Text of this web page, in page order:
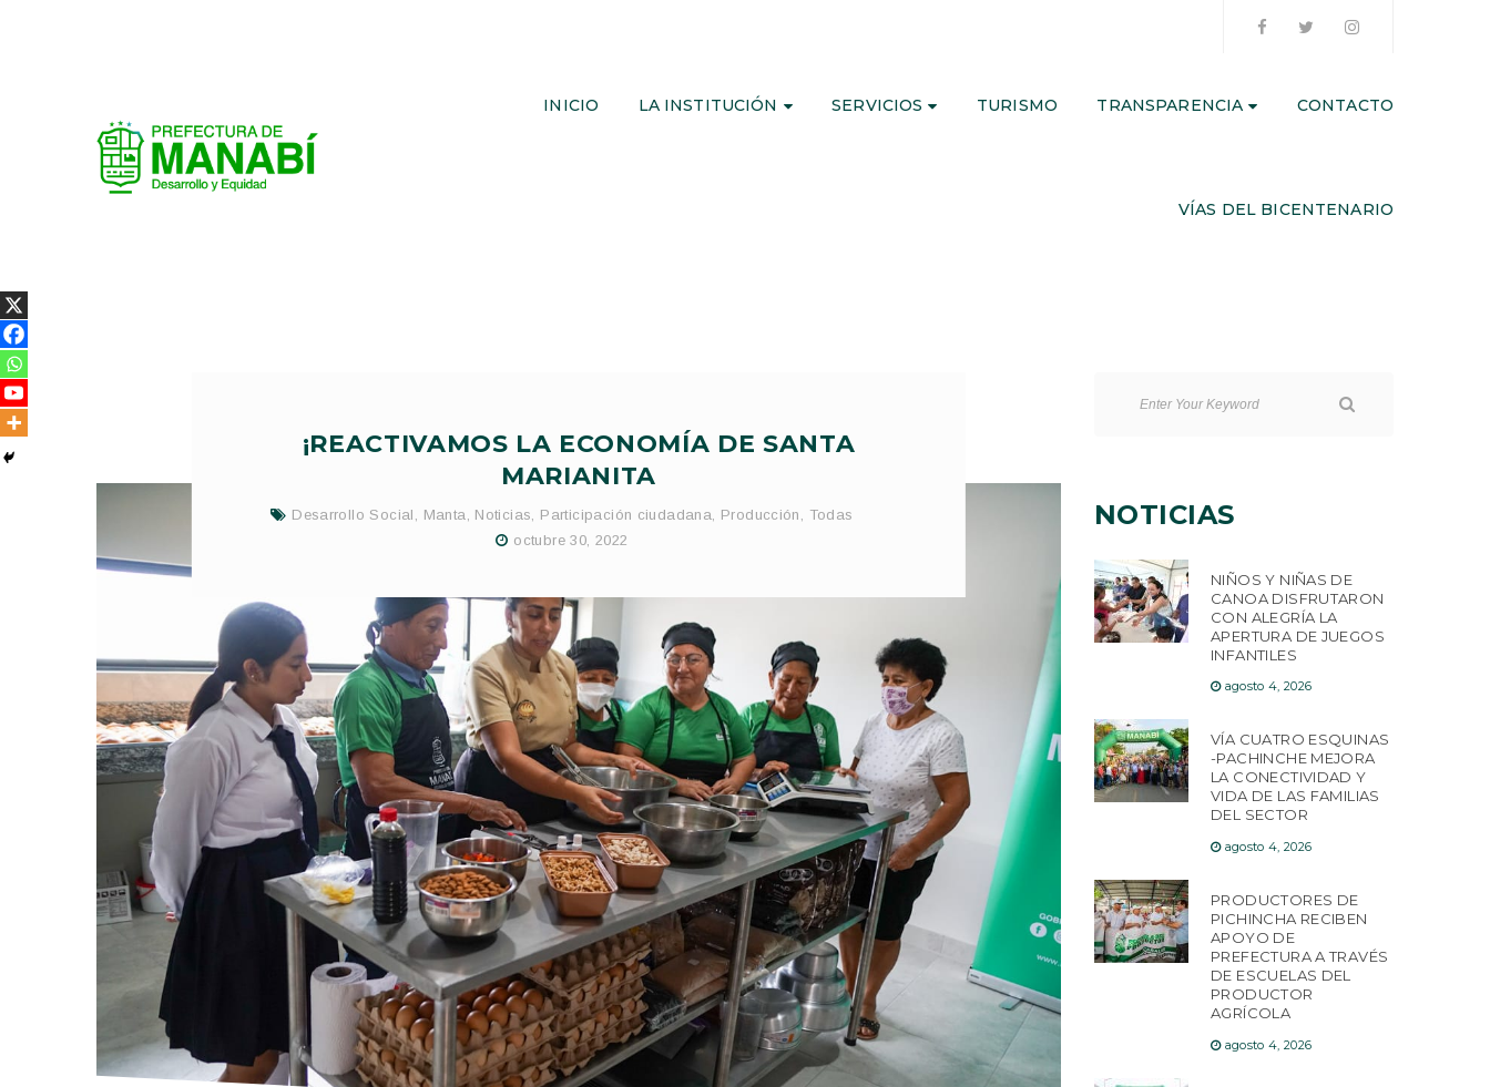
INICIO LA INSTITUCIÓN SERVICIOS TURISMO TRANSPARENCIA CONTACTO
VÍAS DEL BICENTENARIO
¡REACTIVAMOS LA ECONOMÍA DE SANTA
MARIANITA
Desarrollo Social , Manta, Noticias, Participación ciudadana, Producción , Todas
octubre 30, 2022
NOTICIAS
NIÑOS Y NIÑAS DE
CANOA DISFRUTARON
CON ALEGRÍA LA
APERTURA DE JUEGOS
INFANTILES
agosto 4, 2026
VÍA CUATRO ESQUINAS
-PACHINCHE MEJORA
LA CONECTIVIDAD Y
VIDA DE LAS FAMILIAS
DEL SECTOR
agosto 4, 2026
PRODUCTORES DE
PICHINCHA RECIBEN
APOYO DE
PREFECTURA A TRAVÉS
DE ESCUELAS DEL
PRODUCTOR
AGRÍCOLA
agosto 4, 2026